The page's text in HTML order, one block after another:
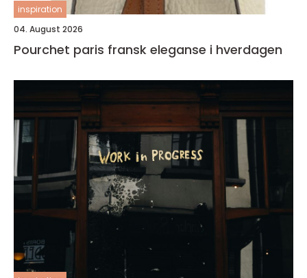
inspiration
04. August 2026
Pourchet paris fransk eleganse i hverdagen